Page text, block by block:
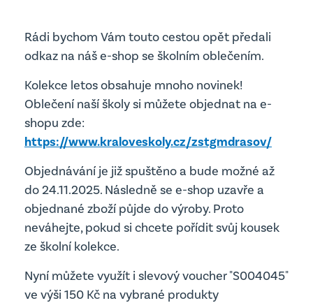
Úřední deska
Důležité dokumenty
Projekty
Školská rada
Školní parlament
Důležité dokumenty
Edookit
Jídelna
Rádi bychom Vám touto cestou opět předali
odkaz na náš e-shop se školním oblečením.
Kolekce letos obsahuje mnoho novinek!
Oblečení naší školy si můžete objednat na e-
shopu zde:
https://www.kraloveskoly.cz/zstgmdrasov/
Objednávání je již spuštěno a bude možné až
do 24.11.2025. Následně se e-shop uzavře a
objednané zboží půjde do výroby. Proto
neváhejte, pokud si chcete pořídit svůj kousek
ze školní kolekce.
Nyní můžete využít i slevový voucher "S004045"
ve výši 150 Kč na vybrané produkty